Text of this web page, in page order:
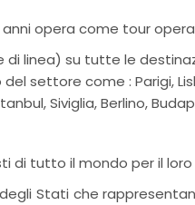
opera come tour
linea) su tutte le
settore come : Parigi,
Siviglia, Berlino,
di tutto il mondo per il
Stati che